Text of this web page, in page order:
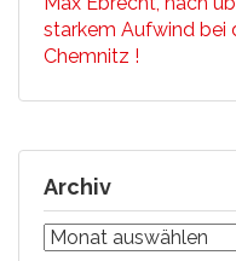
starkem Aufwind bei
Chemnitz !
Archiv
Archiv